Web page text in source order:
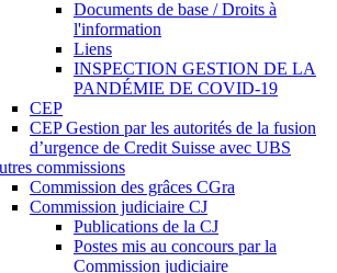
Documents de base / Droits à
l'information
Liens
INSPECTION GESTION DE LA
PANDÉMIE DE COVID-19
CEP
CEP Gestion par les autorités de la fusion
d’urgence de Credit Suisse avec UBS
commissions
Commission des grâces CGra
Commission judiciaire CJ
Publications de la CJ
Postes mis au concours par la
Commission judiciaire